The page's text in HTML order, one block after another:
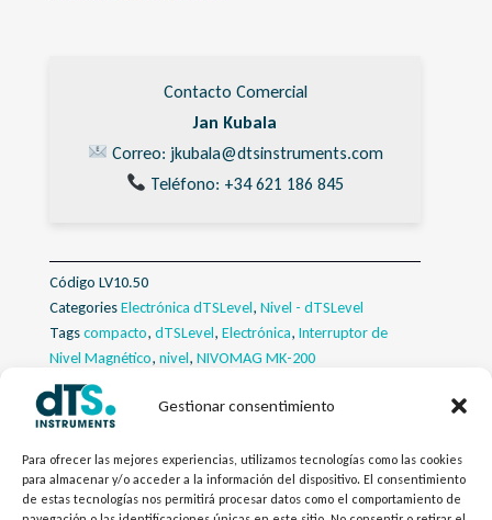
Gestionar consentimiento
Para ofrecer las mejores experiencias, utilizamos tecnologías como las cookies
para almacenar y/o acceder a la información del dispositivo. El consentimiento
de estas tecnologías nos permitirá procesar datos como el comportamiento de
Descargas
Contacto Comercial
Jan Kubala
Correo: jkubala@dtsinstruments.com
Teléfono: +34 621 186 845
Código LV10.50
CategoriesElectrónica dTSLevel, Nivel - dTSLevel
Tagscompacto, dTSLevel, Electrónica, Interruptor de
Nivel Magnético, nivel, NIVOMAG MK-200